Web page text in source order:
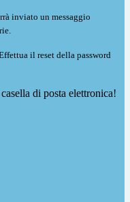
inviato un messaggio
il reset della password
di posta elettronica!